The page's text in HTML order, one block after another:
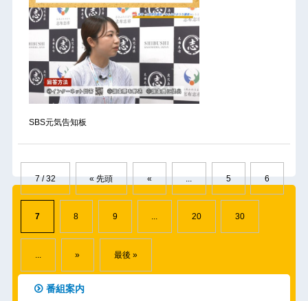
SBS元気告知板
7 / 32 « 先頭 « 5 6
7 8 9 ... 20 30
... » 最後 »
番組案内